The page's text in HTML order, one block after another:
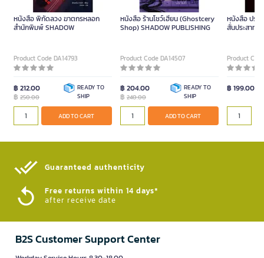
หนังสือ พิกัดลวง ฆาตกรหลอก
สำนักพิมพ์ SHADOW
Product Code DA14793
฿ 212.00
฿ 250.00
READY TO
SHIP
ADD TO CART
หนังสือ ร้านโชว์เฮี้ยน (Ghostcery
Shop) SHADOW PUBLISHING
Product Code DA14507
฿ 204.00
฿ 240.00
READY TO
SHIP
ADD TO CART
หนังสือ ปรสิ
สั่นประสาทข
Product
฿ 199.00
Guaranteed authenticity​
Free returns within 14 days*
after receive date
B2S Customer Support Center